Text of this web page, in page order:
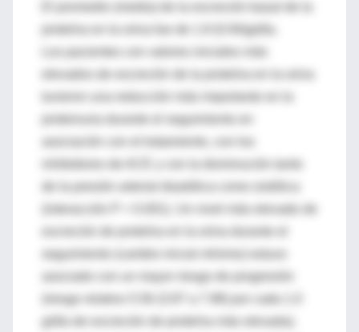
proteína en la orina fue de 1.8 (0.94)g/día.
tuvieron una reducción más importante en la
proteinuria durante el seguimiento en
seguimiento (cambio inicial mínimo) estuvo
asociado con un mayor riesgo de progresión
(riesgo relativo 5.56 (3.87 a 7.98) por cada 1.0